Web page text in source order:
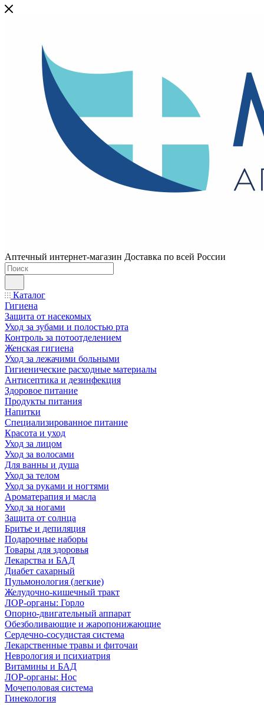
Аптечный интернет-магазин Доставка по всей России
Каталог
Гигиена
Защита от насекомых
Уход за зубами и полостью рта
Контроль за потоотделением
Женская гигиена
Уход за лежачими больными
Гигиенические расходные материалы
Антисептика и дезинфекция
Здоровое питание
Продукты питания
Напитки
Специализированное питание
Красота и уход
Уход за лицом
Уход за волосами
Для ванны и душа
Уход за телом
Уход за руками и ногтями
Ароматерапия и масла
Уход за ногами
Защита от солнца
Бритье и депиляция
Подарочные наборы
Товары для здоровья
Лекарства и БАД
Диабет сахарный
Пульмонология (легкие)
Желудочно-кишечный тракт
ЛОР-органы: Горло
Опорно-двигательный аппарат
Обезболивающие и жаропонижающие
Сердечно-сосудистая система
Лекарственные травы и фиточаи
Неврология и психиатрия
Витамины и БАД
ЛОР-органы: Нос
Мочеполовая система
Гинекология